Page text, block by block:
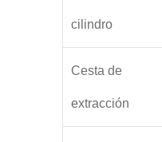
cilindro
Cesta de
extracción